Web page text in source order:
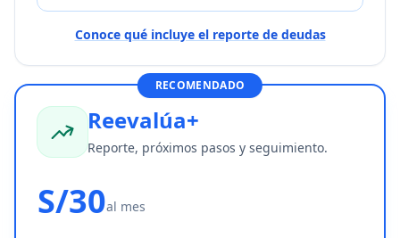
Conoce qué incluye el reporte de deudas
RECOMENDADO
Reevalúa+
Reporte, próximos pasos y seguimiento.
S/30al mes